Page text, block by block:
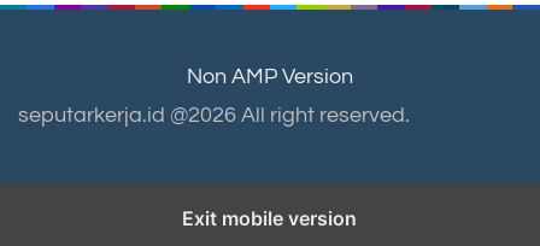
Non AMP Version
seputarkerja.id @2026 All right reserved.
Exit mobile version